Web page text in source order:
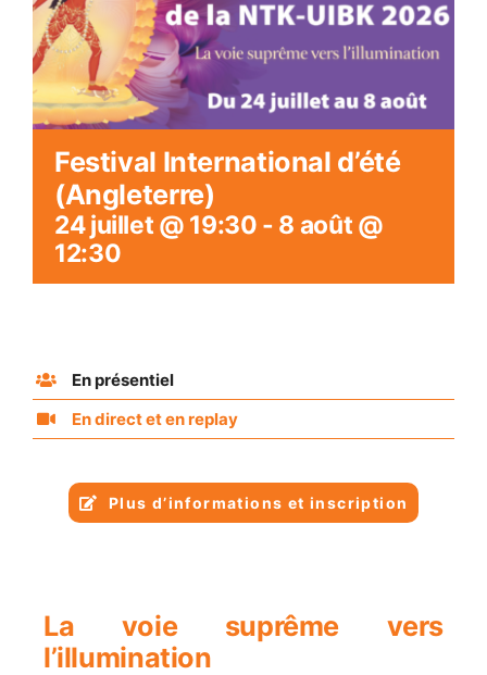
Festival International d’été
(Angleterre)
24 juillet @ 19:30 - 8 août @
12:30
En présentiel
En direct et en replay
Plus d’informations et inscription
La voie suprême vers
l’illumination